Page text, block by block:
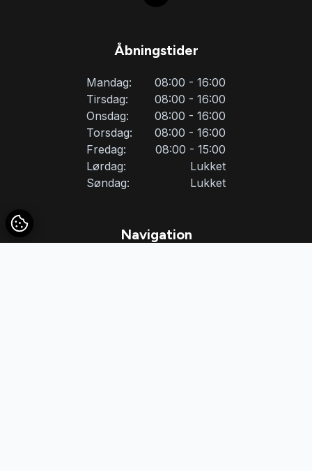
Åbningstider
Mandag:
08:00 - 16:00
Tirsdag:
08:00 - 16:00
Onsdag:
08:00 - 16:00
Torsdag:
08:00 - 16:00
Fredag:
08:00 - 15:00
Lørdag:
Lukket
Søndag:
Lukket
Navigation